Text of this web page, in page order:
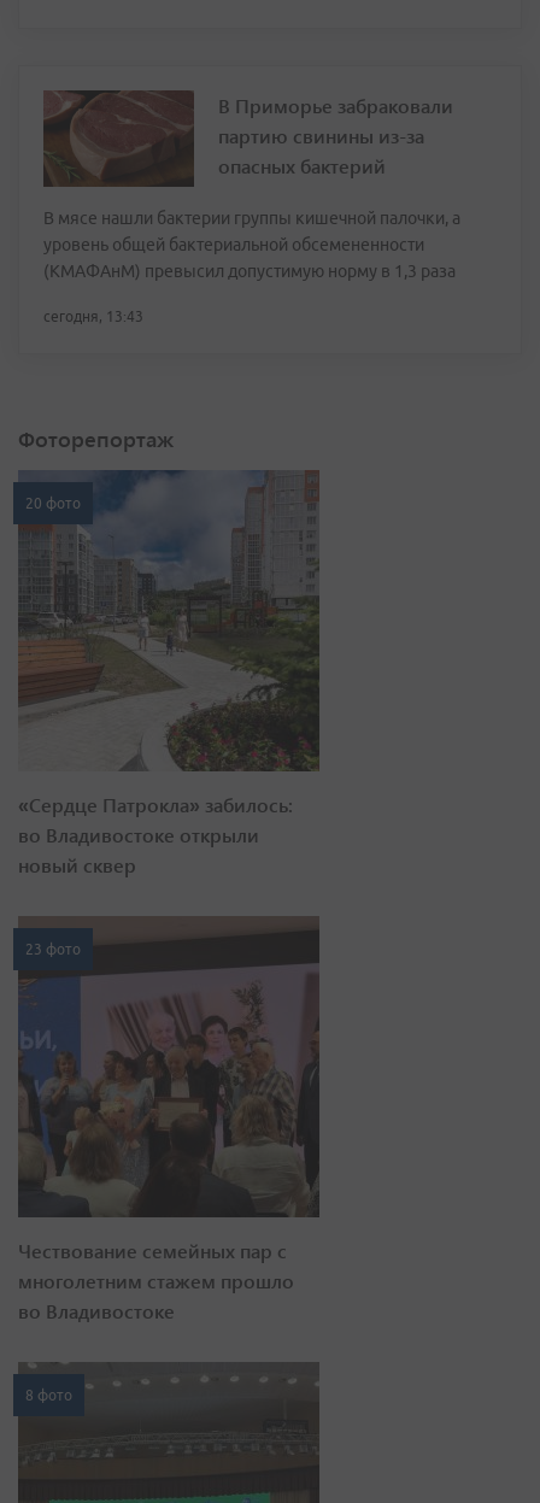
В Приморье забраковали
партию свинины из-за
опасных бактерий
В мясе нашли бактерии группы кишечной палочки, а
уровень общей бактериальной обсемененности
(КМАФАнМ) превысил допустимую норму в 1,3 раза
сегодня, 13:43
Фоторепортаж
20 фото
«Сердце Патрокла» забилось:
во Владивостоке открыли
новый сквер
23 фото
Чествование семейных пар с
многолетним стажем прошло
во Владивостоке
8 фото